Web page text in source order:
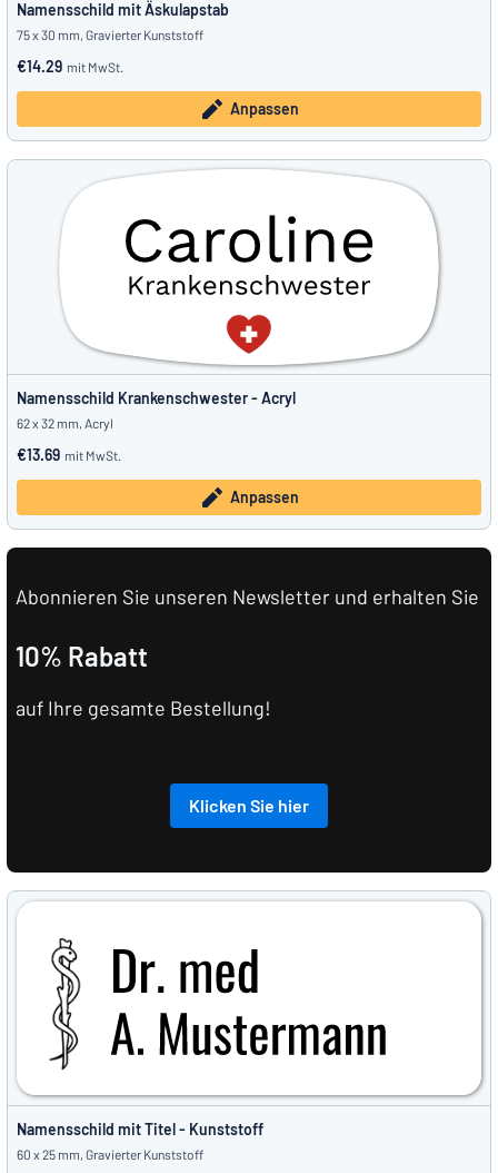
Namensschild mit Äskulapstab
75 x 30 mm, Gravierter Kunststoff
€14.29 mit MwSt.
Anpassen
Namensschild Krankenschwester - Acryl
62 x 32 mm, Acryl
€13.69 mit MwSt.
Anpassen
Abonnieren Sie unseren Newsletter und erhalten Sie
10% Rabatt
auf Ihre gesamte Bestellung!
Klicken Sie hier
Namensschild mit Titel - Kunststoff
60 x 25 mm, Gravierter Kunststoff